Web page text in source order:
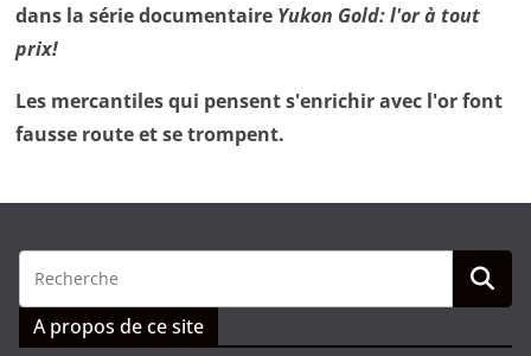
dans la série documentaire Yukon Gold: l'or à tout
prix!
Les mercantiles qui pensent s'enrichir avec l'or font
fausse route et se trompent.
A propos de ce site